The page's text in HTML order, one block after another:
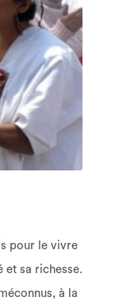
pour le vivre
et sa richesse.
à la